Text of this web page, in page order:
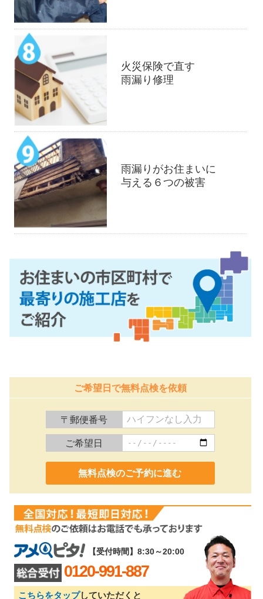
火災保険で直す
雨漏り修理
雨漏りがお住まいに
与える６つの被害
ご希望日で無料点検を依頼
〒郵便番号
ご希望日
0120-991-887
【受付時間】8:30～20:00
0120-991-887
こちらをタップしていただくと